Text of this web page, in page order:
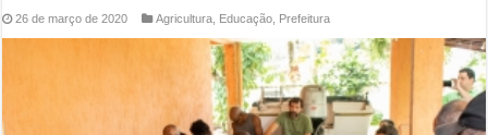
26 de março de 2020 Agricultura Educação Prefeitura